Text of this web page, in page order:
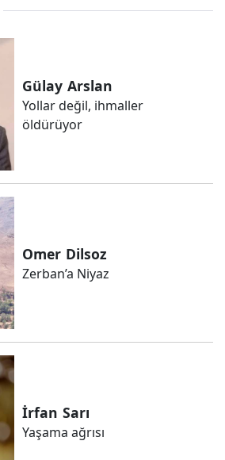
Gülay Arslan
Yollar değil, ihmaller
öldürüyor
Omer Dilsoz
Zerban’a Niyaz
İrfan Sarı
Yaşama ağrısı